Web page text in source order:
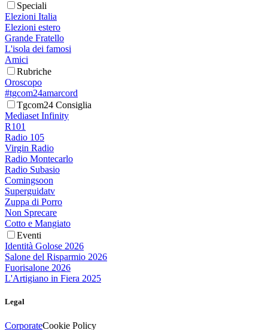
Speciali
Elezioni Italia
Elezioni estero
Grande Fratello
L'isola dei famosi
Amici
Rubriche
Oroscopo
#tgcom24amarcord
Tgcom24 Consiglia
Mediaset Infinity
R101
Radio 105
Virgin Radio
Radio Montecarlo
Radio Subasio
Comingsoon
Superguidatv
Zuppa di Porro
Non Sprecare
Cotto e Mangiato
Eventi
Identità Golose 2026
Salone del Risparmio 2026
Fuorisalone 2026
L'Artigiano in Fiera 2025
Legal
CorporateCookie Policy